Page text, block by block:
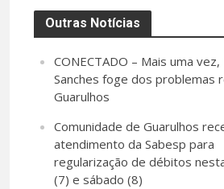
Outras Notícias
CONECTADO – Mais uma vez,
Sanches foge dos problemas
Guarulhos
Comunidade de Guarulhos
atendimento da Sabesp para
regularização de débitos
(7) e sábado (8)